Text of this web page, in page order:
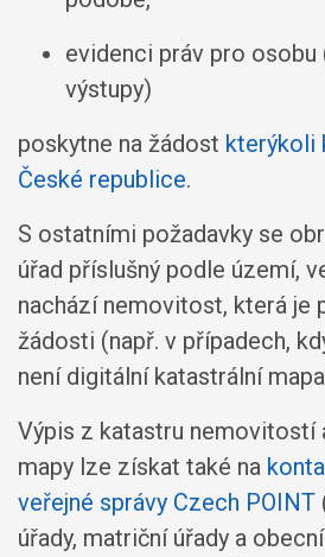
evidenci práv pro
výstupy)
poskytne na žádost kterýkoli
České republice.
S ostatními požadavky se
úřad příslušný podle území,
nachází nemovitost, která je
žádosti (např. v případech,
není digitální katastrální
Výpis z katastru nemovitostí
mapy lze získat také na
veřejné správy Czech POINT
úřady, matriční úřady a